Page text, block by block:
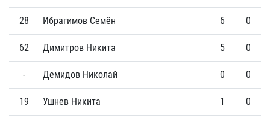
28 Ибрагимов Семён 6 0
62 Димитров Никита 5 0
- Демидов Николай 0 0
19 Ушнев Никита 1 0